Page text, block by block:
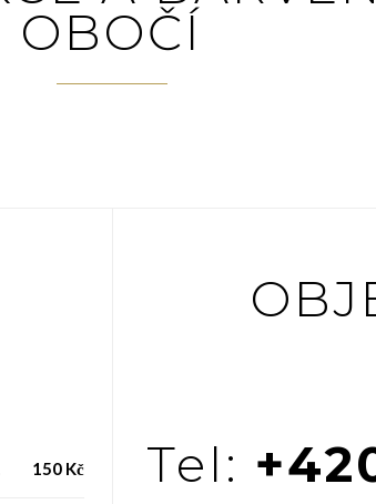
OBOČÍ
150 Kč Tel: